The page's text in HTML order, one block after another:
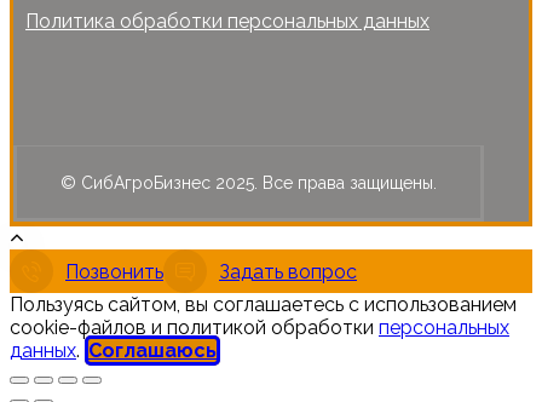
Политика обработки персональных данных
© СибАгроБизнес 2025. Все права защищены.
Позвонить
Задать вопрос
Пользуясь сайтом, вы соглашаетесь с использованием
cookie-файлов и политикой обработки персональных
данных. Соглашаюсь